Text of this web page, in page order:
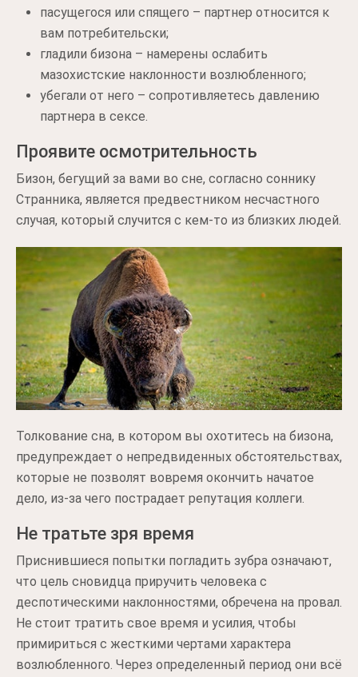
пасущегося или спящего – партнер относится к
вам потребительски;
гладили бизона – намерены ослабить
мазохистские наклонности возлюбленного;
убегали от него – сопротивляетесь давлению
партнера в сексе.
Проявите осмотрительность
Бизон, бегущий за вами во сне, согласно соннику
Странника, является предвестником несчастного
случая, который случится с кем-то из близких людей.
Толкование сна, в котором вы охотитесь на бизона,
предупреждает о непредвиденных обстоятельствах,
которые не позволят вовремя окончить начатое
дело, из-за чего пострадает репутация коллеги.
Не тратьте зря время
Приснившиеся попытки погладить зубра означают,
что цель сновидца приручить человека с
деспотическими наклонностями, обречена на провал.
Не стоит тратить свое время и усилия, чтобы
примириться с жесткими чертами характера
возлюбленного. Через определенный период они всё